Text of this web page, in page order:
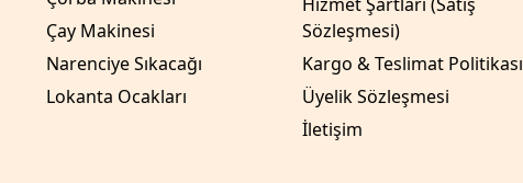
Çay Makinesi
Narenciye Sıkacağı
Lokanta Ocakları
Sözleşmesi)
Kargo & Teslimat Politikası
Üyelik Sözleşmesi
İletişim